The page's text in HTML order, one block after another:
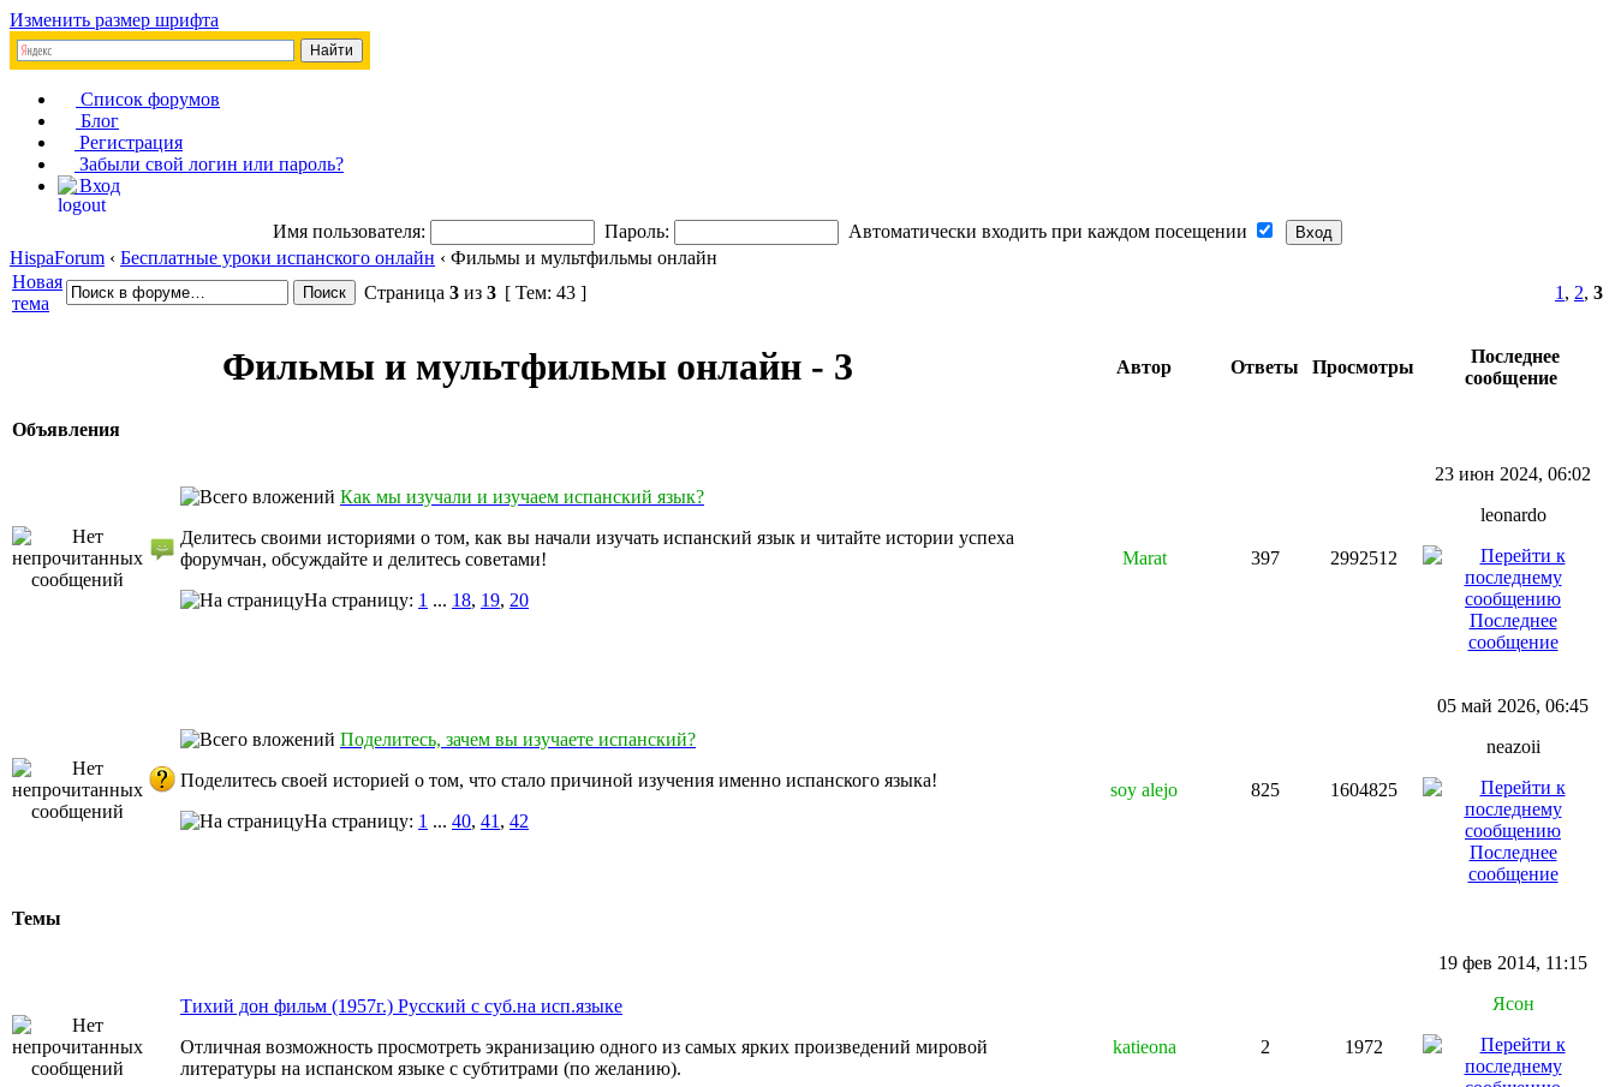
Изменить размер шрифта
Список форумов
Блог
Регистрация
Забыли свой логин или пароль?
Вход
Имя пользователя: Пароль:
Автоматически входить при каждом посещении
HispaForum ‹ Бесплатные уроки испанского онлайн ‹ Фильмы и мультфильмы онлайн
Новая
тема
Страница 3 из 3 [ Тем: 43 ] 1 , 2, 3
Фильмы и мультфильмы онлайн - 3 Автор Ответы Просмотры
Последнее
сообщение
Объявления
Как мы изучали и изучаем испанский язык?
Делитесь своими историями о том, как вы начали изучать испанский язык и читайте истории успеха
форумчан, обсуждайте и делитесь советами!
На страницу: 1 ... 18, 19, 20
Marat 397 2992512
23 июн 2024, 06:02
leonardo
Последнее
сообщение
Поделитесь, зачем вы изучаете испанский?
Поделитесь своей историей о том, что стало причиной изучения именно испанского языка!
На страницу: 1 ... 40, 41 , 42
soy alejo 825 1604825
05 май 2026, 06:45
neazoii
Последнее
сообщение
Темы
Тихий дон фильм (1957г.) Русский с суб.на исп.языке
Отличная возможность просмотреть экранизацию одного из самых ярких произведений мировой
литературы на испанском языке с субтитрами (по желанию).
katieona 2 1972
19 фев 2014, 11:15
Ясон